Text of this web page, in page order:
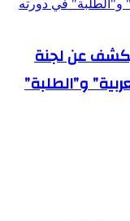
يكشف عن لجنة
و”الطلبة”